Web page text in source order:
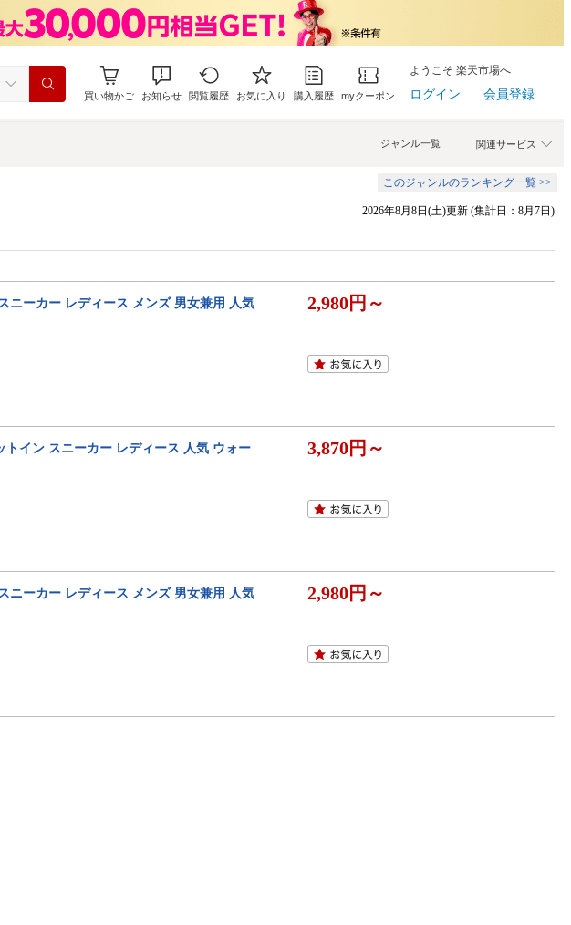
買い物かご お知らせ 閲覧履歴 お気に入り 購入履歴 myクーポン
ようこそ 楽天市場へ
ログイン 会員登録
関連サービス
ジャンル一覧
このジャンルのランキング一覧 >>
2026年8月8日(土)更新 (集計日：8月7日)
ニーカー レディース メンズ 男女兼用 人気
2,980円～
イン スニーカー レディース 人気 ウォー
3,870円～
ニーカー レディース メンズ 男女兼用 人気
2,980円～